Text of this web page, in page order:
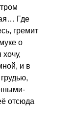
Где
гремит
о
и в
отсюда